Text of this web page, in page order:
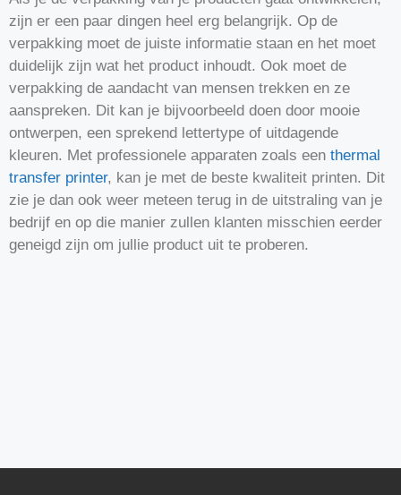
zijn er een paar dingen heel erg belangrijk. Op de
verpakking moet de juiste informatie staan en het moet
duidelijk zijn wat het product inhoudt. Ook moet de
verpakking de aandacht van mensen trekken en ze
aanspreken. Dit kan je bijvoorbeeld doen door mooie
ontwerpen, een sprekend lettertype of uitdagende
kleuren. Met professionele apparaten zoals een thermal
transfer printer, kan je met de beste kwaliteit printen. Dit
zie je dan ook weer meteen terug in de uitstraling van je
bedrijf en op die manier zullen klanten misschien eerder
geneigd zijn om jullie product uit te proberen.